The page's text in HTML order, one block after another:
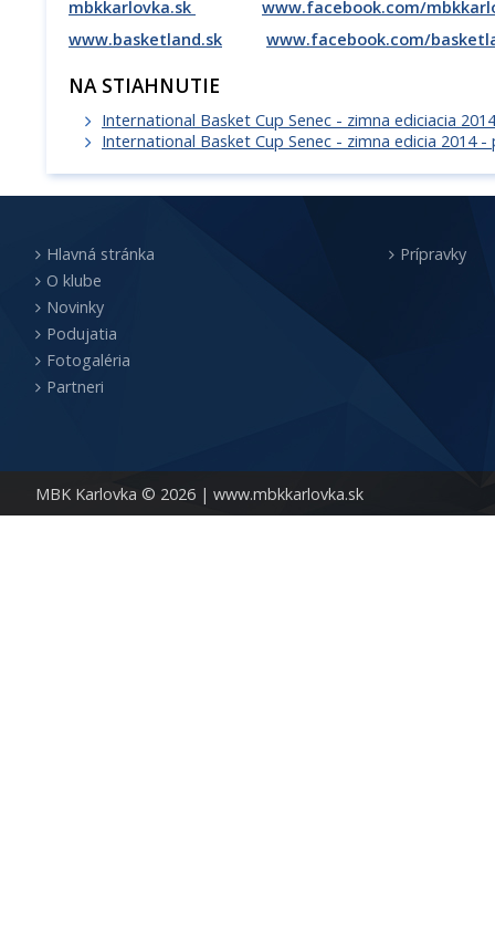
mbkkarlovka.sk
www.facebook.com/
www.basketland.sk
www.facebook.com/
NA STIAHNUTIE
International Basket Cup Senec - zimna ediciacia
International Basket Cup Senec - zimna edicia 2014 -
MBK Karlovka © 2026 | www.mbkkarlovka.sk
Hlavná stránka
O klube
Novinky
Podujatia
Fotogaléria
Partneri
Prípravky